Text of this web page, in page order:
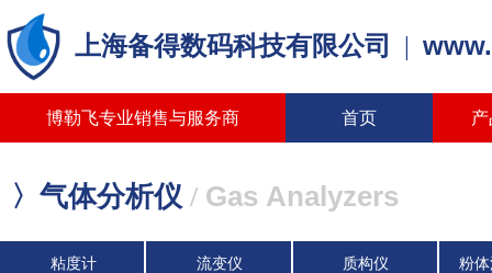
首页
博勒飞专业销售与服务商
上海备得数码科技有限公司 |
〉气体分析仪 / Gas Analyzers
粘度计 流变仪 质构仪 粉